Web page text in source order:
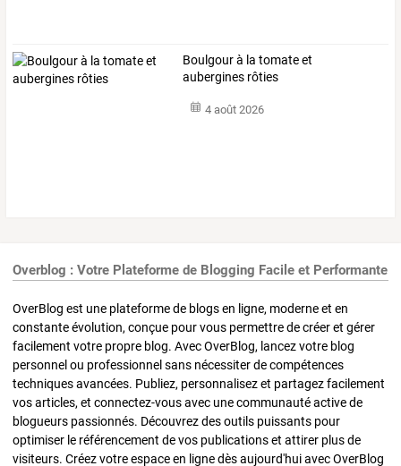
Boulgour à la tomate et
aubergines rôties
4 août 2026
Overblog : Votre Plateforme de Blogging Facile et Performante
OverBlog est une plateforme de blogs en ligne, moderne et en
constante évolution, conçue pour vous permettre de créer et gérer
facilement votre propre blog. Avec OverBlog, lancez votre blog
personnel ou professionnel sans nécessiter de compétences
techniques avancées. Publiez, personnalisez et partagez facilement
vos articles, et connectez-vous avec une communauté active de
blogueurs passionnés. Découvrez des outils puissants pour
optimiser le référencement de vos publications et attirer plus de
visiteurs. Créez votre espace en ligne dès aujourd'hui avec OverBlog